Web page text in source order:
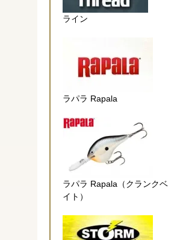
ライン
ラパラ Rapala
ラパラ Rapala（クランクベ
イト）